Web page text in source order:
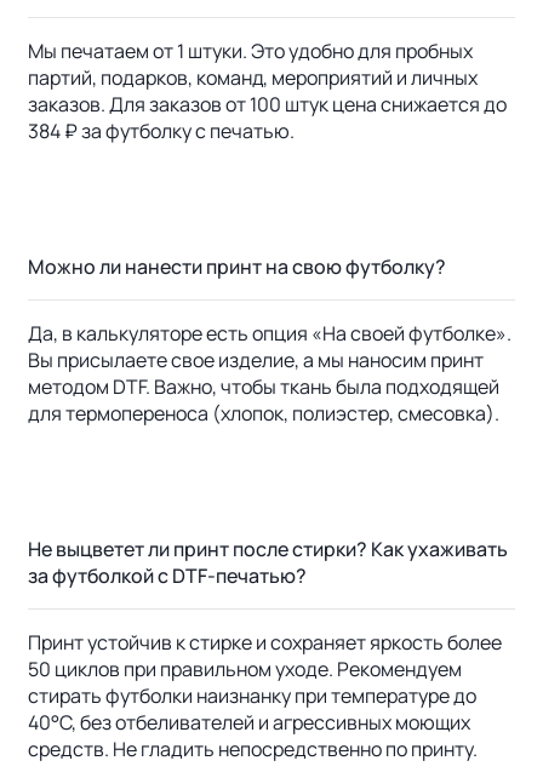
Мы печатаем от 1 штуки. Это удобно для пробных
партий, подарков, команд, мероприятий и личных
заказов. Для заказов от 100 штук цена снижается до
384 ₽ за футболку с печатью.
Можно ли нанести принт на свою футболку?
Да, в калькуляторе есть опция «На своей футболке».
Вы присылаете свое изделие, а мы наносим принт
методом DTF. Важно, чтобы ткань была подходящей
для термопереноса (хлопок, полиэстер, смесовка).
Не выцветет ли принт после стирки? Как ухаживать
за футболкой с DTF-печатью?
Принт устойчив к стирке и сохраняет яркость более
50 циклов при правильном уходе. Рекомендуем
стирать футболки наизнанку при температуре до
40°C, без отбеливателей и агрессивных моющих
средств. Не гладить непосредственно по принту.